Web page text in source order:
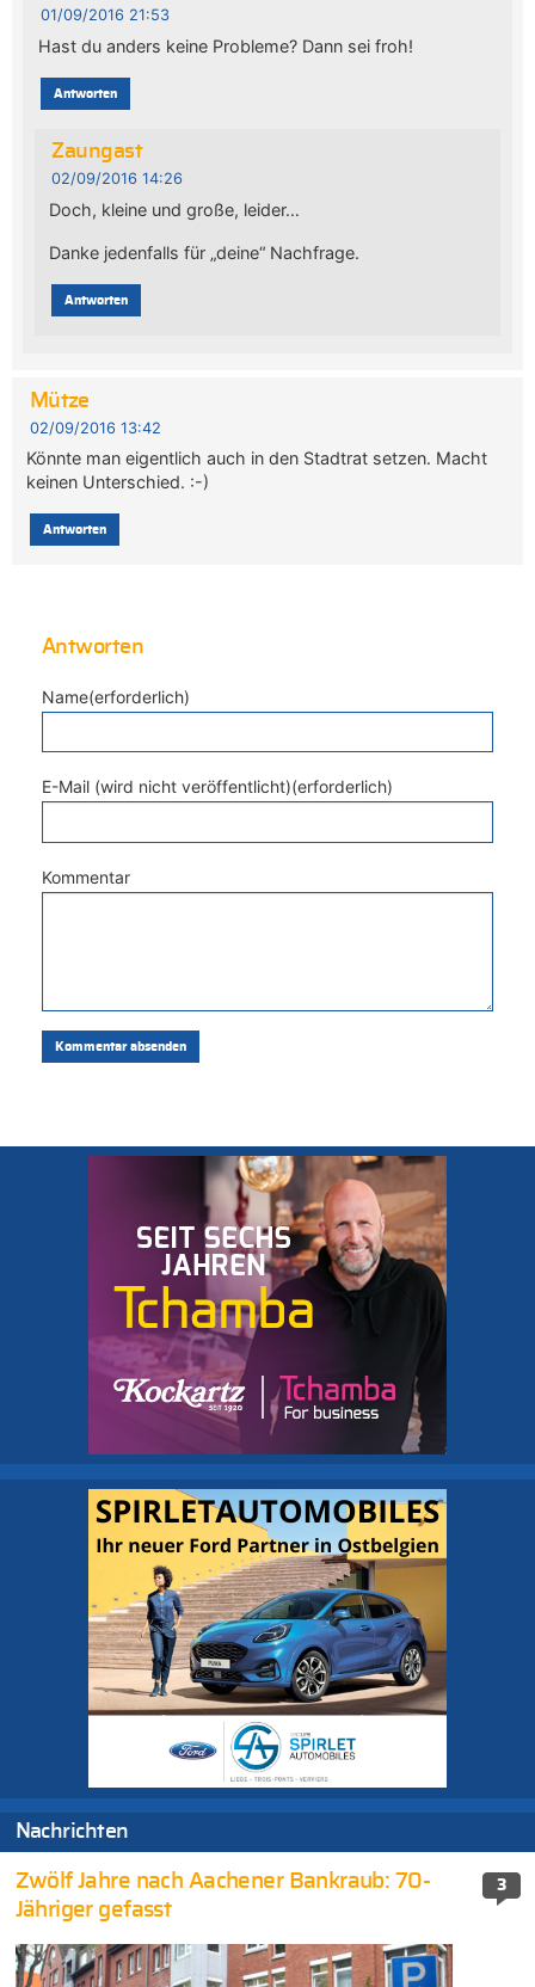
01/09/2016 21:53
Hast du anders keine Probleme? Dann sei froh!
Antworten
Zaungast
02/09/2016 14:26
Doch, kleine und große, leider…
Danke jedenfalls für „deine“ Nachfrage.
Antworten
Mütze
02/09/2016 13:42
Könnte man eigentlich auch in den Stadtrat setzen. Macht
keinen Unterschied. :-)
Antworten
Antworten
Name(erforderlich)
E-Mail (wird nicht veröffentlicht)(erforderlich)
Kommentar
Nachrichten
3
Zwölf Jahre nach Aachener Bankraub: 70-
Jähriger gefasst